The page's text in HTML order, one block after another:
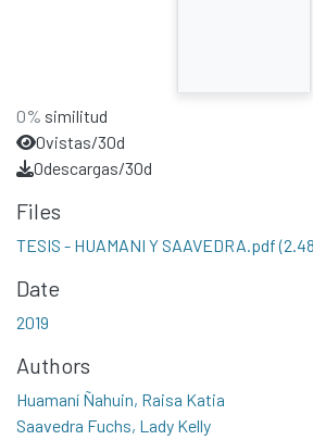
0% similitud
0vistas/30d
0descargas/30d
Files
TESIS - HUAMANI Y SAAVEDRA.pdf
Date
2019
Authors
Huamaní Ñahuin, Raisa Katia
Saavedra Fuchs, Lady Kelly